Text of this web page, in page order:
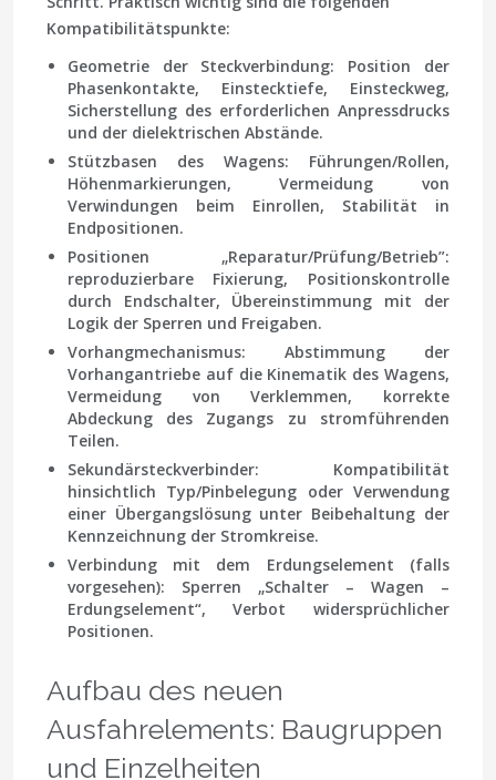
Kompatibilitätspunkte:
Geometrie der Steckverbindung: Position der
Phasenkontakte, Einstecktiefe, Einsteckweg,
Sicherstellung des erforderlichen Anpressdrucks
und der dielektrischen Abstände.
Stützbasen des Wagens: Führungen/Rollen,
Höhenmarkierungen, Vermeidung von
Verwindungen beim Einrollen, Stabilität in
Endpositionen.
Positionen „Reparatur/Prüfung/Betrieb”:
reproduzierbare Fixierung, Positionskontrolle
durch Endschalter, Übereinstimmung mit der
Logik der Sperren und Freigaben.
Vorhangmechanismus: Abstimmung der
Vorhangantriebe auf die Kinematik des Wagens,
Vermeidung von Verklemmen, korrekte
Abdeckung des Zugangs zu stromführenden
Teilen.
Sekundärsteckverbinder: Kompatibilität
hinsichtlich Typ/Pinbelegung oder Verwendung
einer Übergangslösung unter Beibehaltung der
Kennzeichnung der Stromkreise.
Verbindung mit dem Erdungselement (falls
vorgesehen): Sperren „Schalter – Wagen –
Erdungselement“, Verbot widersprüchlicher
Positionen.
Aufbau des neuen
Ausfahrelements: Baugruppen
und Einzelheiten